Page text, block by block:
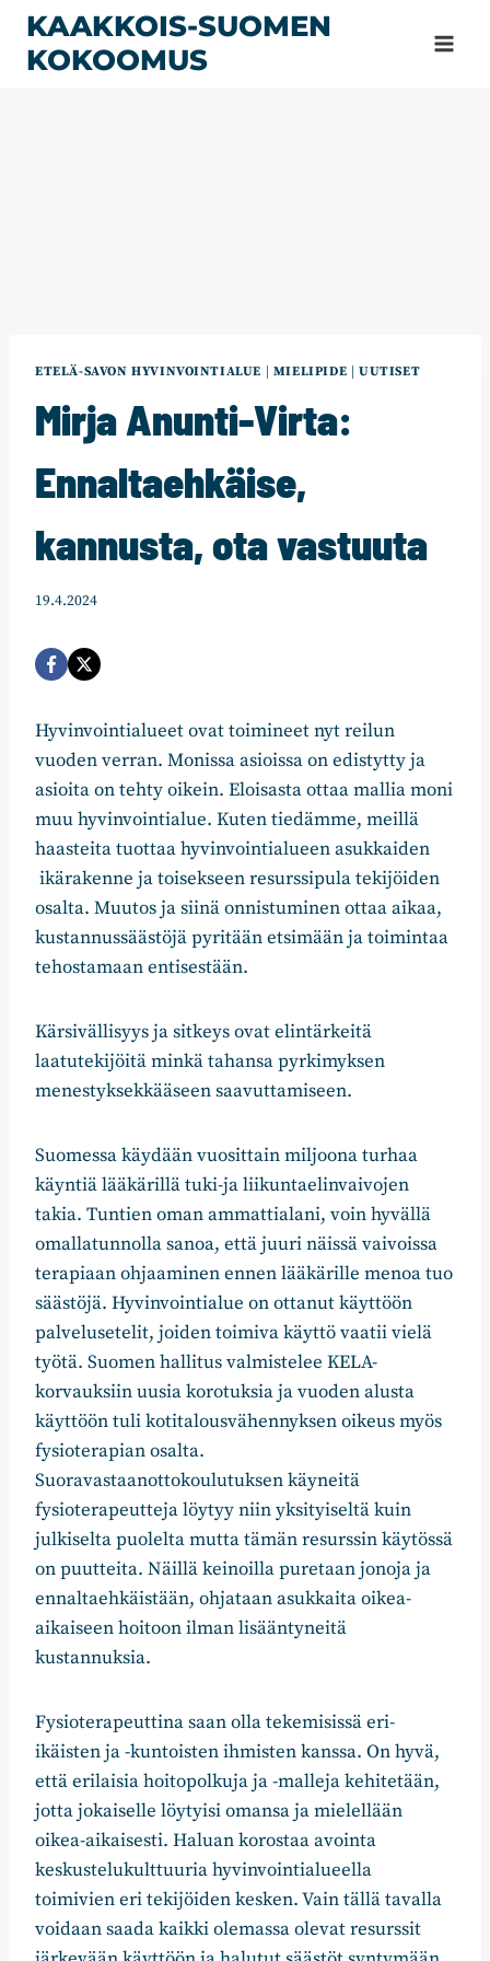
Siirry
sisältöön
KAAKKOIS-SUOMEN
KOKOOMUS
ETELÄ-SAVON HYVINVOINTIALUE | MIELIPIDE |UUTISET
Mirja Anunti-Virta:
Ennaltaehkäise,
kannusta, ota vastuuta
19.4.2024
Hyvinvointialueet ovat toimineet nyt reilun
vuoden verran. Monissa asioissa on edistytty ja
asioita on tehty oikein. Eloisasta ottaa mallia moni
muu hyvinvointialue. Kuten tiedämme, meillä
haasteita tuottaa hyvinvointialueen asukkaiden
ikärakenne ja toisekseen resurssipula tekijöiden
osalta. Muutos ja siinä onnistuminen ottaa aikaa,
kustannussäästöjä pyritään etsimään ja toimintaa
tehostamaan entisestään.
Kärsivällisyys ja sitkeys ovat elintärkeitä
laatutekijöitä minkä tahansa pyrkimyksen
menestyksekkääseen saavuttamiseen.
Suomessa käydään vuosittain miljoona turhaa
käyntiä lääkärillä tuki-ja liikuntaelinvaivojen
takia. Tuntien oman ammattialani, voin hyvällä
omallatunnolla sanoa, että juuri näissä vaivoissa
terapiaan ohjaaminen ennen lääkärille menoa tuo
säästöjä. Hyvinvointialue on ottanut käyttöön
palvelusetelit, joiden toimiva käyttö vaatii vielä
työtä. Suomen hallitus valmistelee KELA-
korvauksiin uusia korotuksia ja vuoden alusta
käyttöön tuli kotitalousvähennyksen oikeus myös
fysioterapian osalta.
Suoravastaanottokoulutuksen käyneitä
fysioterapeutteja löytyy niin yksityiseltä kuin
julkiselta puolelta mutta tämän resurssin käytössä
on puutteita. Näillä keinoilla puretaan jonoja ja
ennaltaehkäistään, ohjataan asukkaita oikea-
aikaiseen hoitoon ilman lisääntyneitä
kustannuksia.
Fysioterapeuttina saan olla tekemisissä eri-
ikäisten ja -kuntoisten ihmisten kanssa. On hyvä,
että erilaisia hoitopolkuja ja -malleja kehitetään,
jotta jokaiselle löytyisi omansa ja mielellään
oikea-aikaisesti. Haluan korostaa avointa
keskustelukulttuuria hyvinvointialueella
toimivien eri tekijöiden kesken. Vain tällä tavalla
voidaan saada kaikki olemassa olevat resurssit